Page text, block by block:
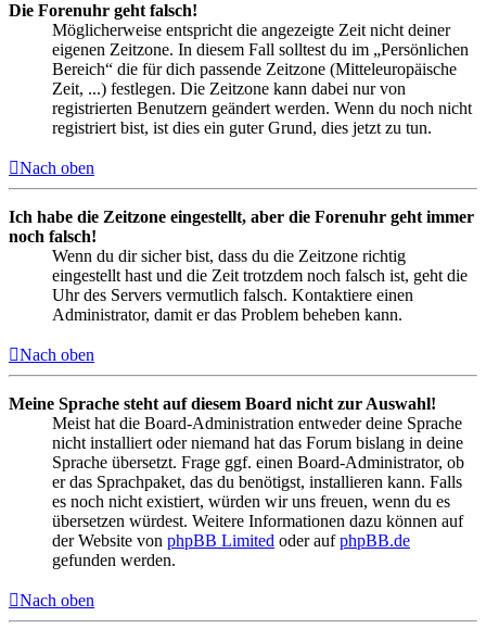
Die Forenuhr geht falsch!
Möglicherweise entspricht die angezeigte Zeit nicht deiner
eigenen Zeitzone. In diesem Fall solltest du im „Persönlichen
Bereich“ die für dich passende Zeitzone (Mitteleuropäische
Zeit, ...) festlegen. Die Zeitzone kann dabei nur von
registrierten Benutzern geändert werden. Wenn du noch nicht
registriert bist, ist dies ein guter Grund, dies jetzt zu tun.
Nach oben
Ich habe die Zeitzone eingestellt, aber die Forenuhr geht immer
noch falsch!
Wenn du dir sicher bist, dass du die Zeitzone richtig
eingestellt hast und die Zeit trotzdem noch falsch ist, geht die
Uhr des Servers vermutlich falsch. Kontaktiere einen
Administrator, damit er das Problem beheben kann.
Nach oben
Meine Sprache steht auf diesem Board nicht zur Auswahl!
Meist hat die Board-Administration entweder deine Sprache
nicht installiert oder niemand hat das Forum bislang in deine
Sprache übersetzt. Frage ggf. einen Board-Administrator, ob
er das Sprachpaket, das du benötigst, installieren kann. Falls
es noch nicht existiert, würden wir uns freuen, wenn du es
übersetzen würdest. Weitere Informationen dazu können auf
der Website von phpBB Limited oder aufphpBB.de
gefunden werden.
Nach oben